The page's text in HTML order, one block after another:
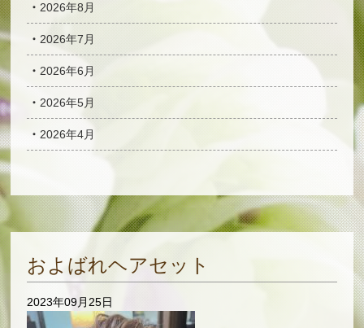
2026年8月
2026年7月
2026年6月
2026年5月
2026年4月
およばれヘアセット
2023年09月25日